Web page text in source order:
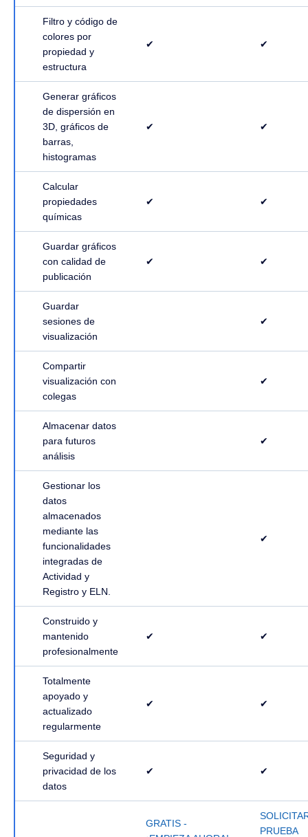
Filtro y código de
colores por
propiedad y
estructura
✔ ✔
Generar gráficos
de dispersión en
3D, gráficos de
barras,
histogramas
✔ ✔
Calcular
propiedades
químicas
✔ ✔
Guardar gráficos
con calidad de
publicación
✔ ✔
Guardar
sesiones de
visualización
✔
Compartir
visualización con
colegas
✔
Almacenar datos
para futuros
análisis
✔
Gestionar los
datos
almacenados
mediante las
funcionalidades
integradas de
Actividad y
Registro y ELN.
✔
Construido y
mantenido
profesionalmente
✔ ✔
Totalmente
apoyado y
actualizado
regularmente
✔ ✔
Seguridad y
privacidad de los
datos
✔ ✔
GRATIS -
PRUEBA